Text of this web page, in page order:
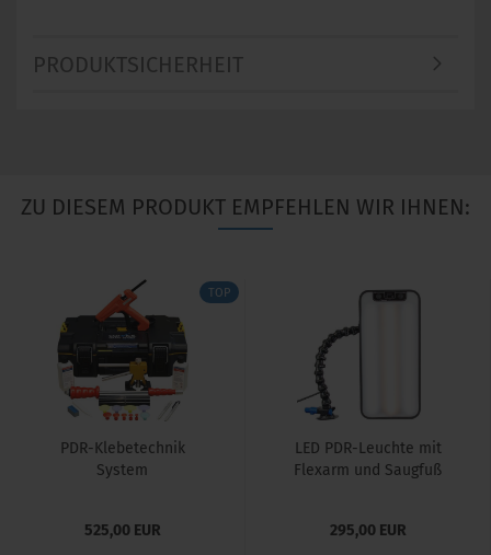
PRODUKTSICHERHEIT
ZU DIESEM PRODUKT EMPFEHLEN WIR IHNEN:
TOP
PDR-Klebetechnik
System
525,00 EUR
LED PDR-Leuchte mit
Flexarm und Saugfuß
295,00 EUR